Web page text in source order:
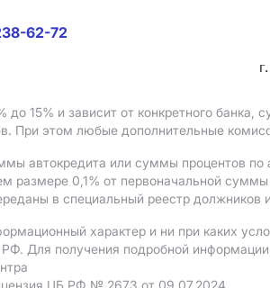
62-72
до 15% и зависит от конкретного
При этом любые дополнительные
автокредита или суммы процентов по
размере 0,1% от первоначальной
в специальный реестр должников
характер и ни при каких
Для получения подробной
ЦБ РФ № 2673 от 09.07.2024.